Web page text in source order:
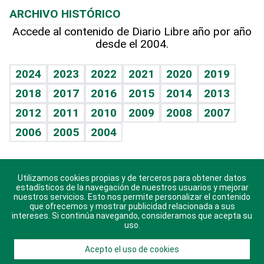
Hablando con el pediatra
Vida y familia
Eñe
Celebrando la vida
Sin complejos
En pocas palabras
Escuchando al corazón
Economía Personal
Línea de hit
TBT Deportivo
Hecho en casa
Guía del dinero
Cumpleaños
Horóscopos
Crucigramas
ARCHIVO HISTÓRICO
Accede al contenido de Diario Libre año por año
desde el 2004.
2024 2023 2022 2021 2020
2019
2018
2017 2016 2015 2014
2013
2012
2011 2010 2009 2008
2007
2006
2005 2004
Descarga nuestras aplicaciones para Android, iOS y
sistema Huawei.
© 2021 Diario Libre, todos los derechos reservados.
Utilizamos cookies propias y de terceros para obtener datos
estadísticos de la navegación de nuestros usuarios y mejorar
nuestros servicios. Esto nos permite personalizar el contenido
que ofrecemos y mostrar publicidad relacionada a sus
intereses. Si continúa navegando, consideramos que acepta su
uso.
Acepto el uso de cookies